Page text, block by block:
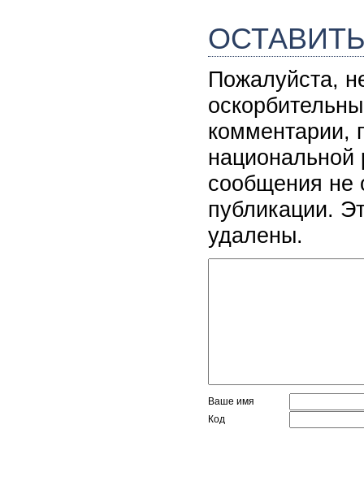
Пожалуйста,
комментарии,
национальной
сообщения не
публикации.
удалены.
Ваше имя
Код